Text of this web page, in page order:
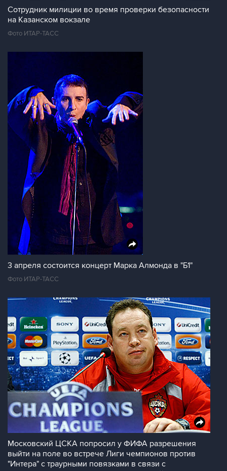
Сотрудник милиции во время проверки безопасности
на Казанском вокзале
Фото ИТАР-ТАСС
3 апреля состоится концерт Марка Алмонда в "Б1"
Фото ИТАР-ТАСС
Московский ЦСКА попросил у ФИФА разрешения
выйти на поле во встрече Лиги чемпионов против
"Интера" с траурными повязками в связи с